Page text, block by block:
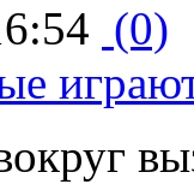
(0)